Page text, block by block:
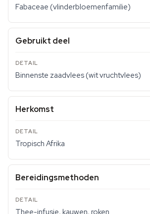
Fabaceae (vlinderbloemenfamilie)
Gebruikt deel
Binnenste zaadvlees (wit vruchtvlees)
Herkomst
Tropisch Afrika
Bereidingsmethoden
Thee-infusie, kauwen, roken